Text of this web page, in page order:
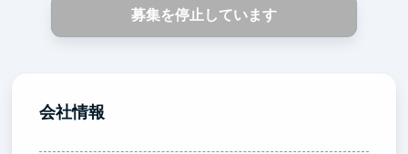
募集を停止しています
会社情報